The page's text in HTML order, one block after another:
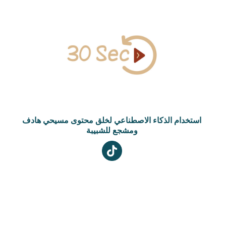
استخدام الذكاء الاصطناعي لخلق محتوى مسيحي هادف
ومشجع للشبيبة